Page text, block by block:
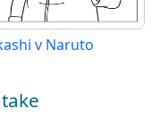
v Naruto